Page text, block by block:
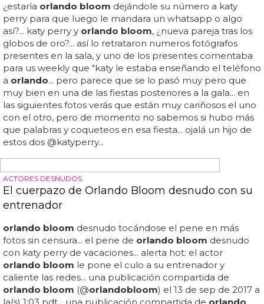
con su novia miranda kerr, llevaba también chándal pero
aderezado con un foulard que no le iba nada de nada...
para llevar a su hija al zoo se calzó una boina, unos
vaqueros y un abrigo largo que le hacía parecer más
francés que americano... la verdad es que iba mucho
mejor vestido que su propia hija... aquellas melenas que
llevaba antaño no le quedaban nada bien... kellan lutz,
por su parte, sigue con su look post-gimnasio, que
consiste en ponerse esos pantalones de algodón 100%
que no son ajustados pero que marcan más que unas
mallas de lycra...